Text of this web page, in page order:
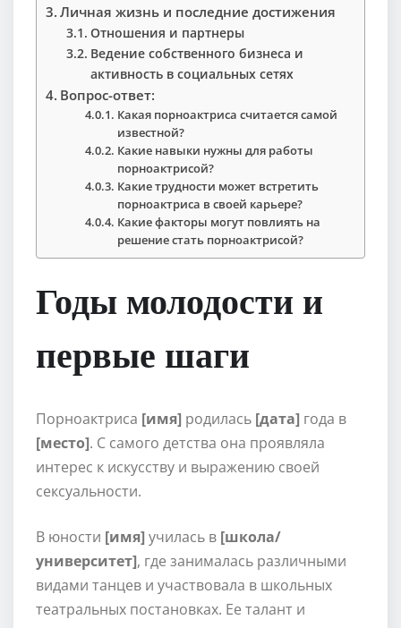
Личная жизнь и последние достижения
Отношения и партнеры
Ведение собственного бизнеса и
активность в социальных сетях
Вопрос-ответ:
Какая порноактриса считается самой
известной?
Какие навыки нужны для работы
порноактрисой?
Какие трудности может встретить
порноактриса в своей карьере?
Какие факторы могут повлиять на
решение стать порноактрисой?
Годы молодости и
первые шаги
Порноактриса [имя] родилась [дата] года в
[место]. С самого детства она проявляла
интерес к искусству и выражению своей
сексуальности.
В юности [имя]училась в [школа/
университет], где занималась различными
видами танцев и участвовала в школьных
театральных постановках. Ее талант и